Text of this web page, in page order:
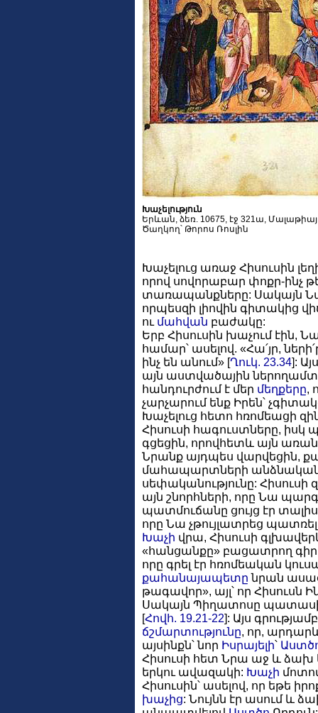
Խաչելություն
Երևան, ձեռ. 10675, էջ 321ա,
Ծաղկող՝ Թորոս Ռոսլին
Խաչելուց առաջ Հիսուսին
որով սովորաբար փոքր-ինչ
տառապանքները: Սակայն
որպեսզի լիովին գիտակից
ու մահվան բաժակը:
Երբ Հիսուսին խաչում էին,
համար՝ ասելով. «Հա՛յր,
ինչ են անում» [Ղուկ. 23.34]:
այն աստվածային
հանդուրժում է մեր մեղքերը,
չարչարում ենք Իրեն՝
Խաչելուց հետո հռոմեացի
Հիսուսի հագուստները,
գցեցին, որովհետև այն
Նրանք այդպես վարվեցին,
մահապարտների անձնական
սեփականությունը: Հիսուսի
այն շնորհների, որը Նա
պատմուճանը ցույց էր
որը Նա չթույլատրեց
Խաչի վրա, Հիսուսի
«հանցանքը» բացատրող
որը գրել էր հռոմեական
քահանայապետը նրան
թագավոր», այլ՝ որ Հիսուսն
Սակայն Պիղատոսը
[Հովհ. 19.21-22]: Այս
ճշմարտությունը, որ,
այսինքն՝ նոր Իսրայելի՝
Հիսուսի հետ Նրա աջ և ձախ
երկու ավազակի: Խաչի
Հիսուսին՝ ասելով, որ եթե
խաչից: Նույնն էր ասում և